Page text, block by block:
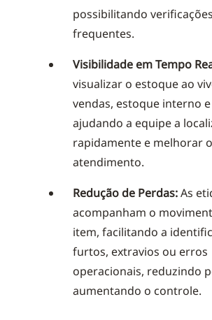
possibilitando
frequentes.
Visibilidade em Tempo
visualizar o estoque ao
vendas, estoque interno
ajudando a equipe a
rapidamente e melhorar o
atendimento.
Redução de Perdas:As
acompanham o
item, facilitando a
furtos, extravios ou erros
operacionais, reduzindo
aumentando o controle.